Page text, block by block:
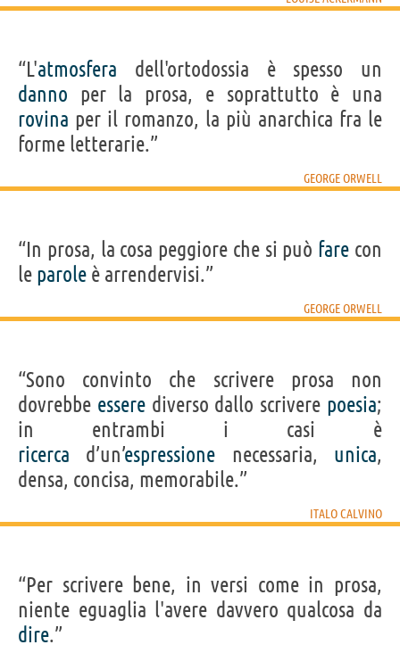
“L'atmosfera dell'ortodossia è spesso un
danno per la prosa, e soprattutto è una
rovina per il romanzo, la più anarchica fra le
forme letterarie.”
GEORGE ORWELL
“In prosa, la cosa peggiore che si può fare con
le parole è arrendervisi.”
GEORGE ORWELL
“Sono convinto che scrivere prosa non
dovrebbe esserediverso dallo scrivere poesia;
in entrambi i casi è
ricerca d’un’espressione necessaria, unica,
densa, concisa, memorabile.”
ITALO CALVINO
“Per scrivere bene, in versi come in prosa,
niente eguaglia l'avere davvero qualcosa da
dire.”